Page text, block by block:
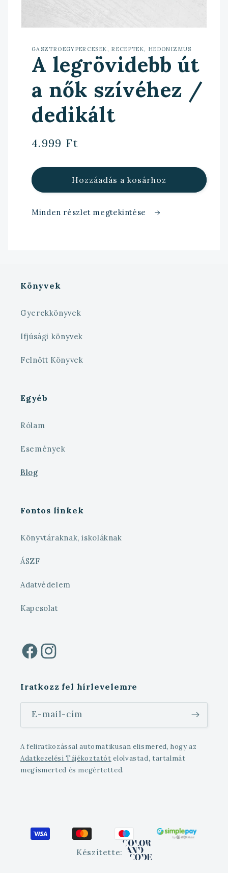
GASZTROEGYPERCESEK, RECEPTEK, HEDONIZMUS
A legrövidebb út
a nők szívéhez /
dedikált
Normál
4.999 Ft
Hozzáadás a kosárhoz
Minden részlet megtekintése
Könyvek
Gyerekkönyvek
Ifjúsági könyvek
Felnőtt Könyvek
Egyéb
Rólam
Események
Blog
Fontos linkek
Könyvtáraknak, iskoláknak
ÁSZF
Adatvédelem
Kapcsolat
FacebookInstagram
Iratkozz fel hírlevelemre
E-mail-cím
A feliratkozással automatikusan elismered, hogy az
Adatkezelési Tájékoztatót elolvastad, tartalmát
megismerted és megértetted.
Készítette: